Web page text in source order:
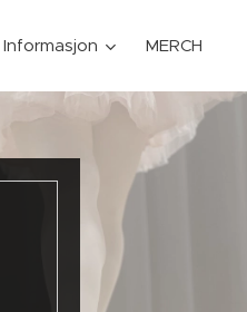
Informasjon MERCH